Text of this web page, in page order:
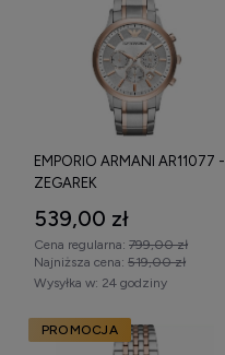
EMPORIO ARMANI AR11077 -
ZEGAREK
539,00 zł
Cena regularna: 799,00 zł
Najniższa cena: 519,00 zł
Wysyłka w: 24 godziny
PROMOCJA